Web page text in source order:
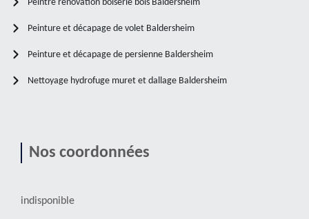
Peintre rénovation boiserie bois Baldersheim
Peinture et décapage de volet Baldersheim
Peinture et décapage de persienne Baldersheim
Nettoyage hydrofuge muret et dallage Baldersheim
Nos coordonnées
indisponible